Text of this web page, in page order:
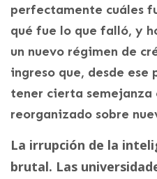
perfectamente cuáles
qué fue lo que falló, y
un nuevo régimen de
ingreso que, desde ese
tener cierta semejanza
reorganizado sobre
La irrupción de la
brutal. Las